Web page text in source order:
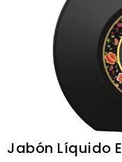
Jabón Líquido